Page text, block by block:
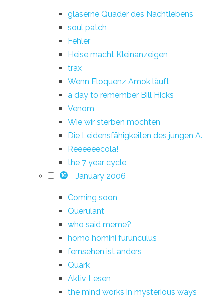
gläserne Quader des Nachtlebens
soul patch
Fehler
Heise macht Kleinanzeigen
trax
Wenn Eloquenz Amok läuft
a day to remember Bill Hicks
Venom
Wie wir sterben möchten
Die Leidensfähigkeiten des jungen A.
Reeeeeecola!
the 7 year cycle
16 January 2006
Coming soon
Querulant
who said meme?
homo homini furunculus
fernsehen ist anders
Quark
Aktiv Lesen
the mind works in mysterious ways